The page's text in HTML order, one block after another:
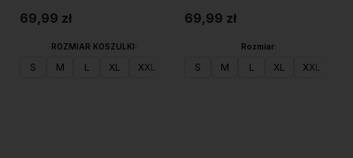
69,99 zł
ROZMIAR KOSZULKI:
S M L XL XXL
69,99 zł
Rozmiar:
S M L XL XXL